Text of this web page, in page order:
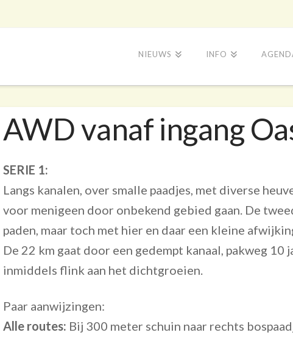
NIEUWS INFO
AWD vanaf ingang
SERIE 1:
Langs kanalen, over smalle paadjes, met diverse
voor menigeen door onbekend gebied gaan. De
paden, maar toch met hier en daar een kleine
De 22 km gaat door een gedempt kanaal, pakweg
inmiddels flink aan het dichtgroeien.
Paar aanwijzingen:
Alle routes: Bij 300 meter schuin naar rechts